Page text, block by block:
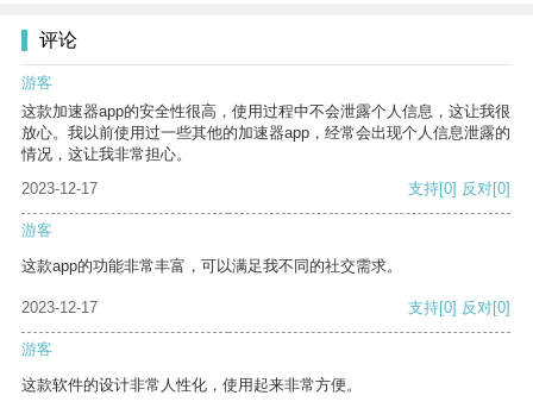
评论
游客
这款加速器app的安全性很高，使用过程中不会泄露个人信息，这让我很
放心。我以前使用过一些其他的加速器app，经常会出现个人信息泄露的
情况，这让我非常担心。
2023-12-17
支持[0] 反对[0]
游客
这款app的功能非常丰富，可以满足我不同的社交需求。
2023-12-17 支持[0] 反对[0]
游客
这款软件的设计非常人性化，使用起来非常方便。